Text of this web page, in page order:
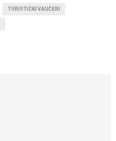
TURISTIČKI VAUČERI